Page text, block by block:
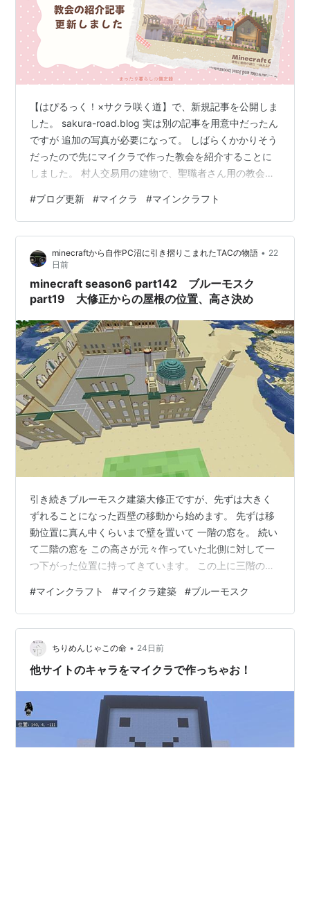
【はぴるっく！×サクラ咲く道】で、新規記事を公開しま
した。 sakura-road.blog 実は別の記事を用意中だったん
ですが 追加の写真が必要になって。 しばらくかかりそう
だったので先にマイクラで作った教会を紹介することに
しました。 村人交易用の建物で、聖職者さん用の教会と
たんですが・・・ ちょっとまだ完成してない部分があっ
て(^◇^;) ただ・・・教会の建築は、あれこれやってるう
ちに完成させていたので建築中の写真がほとんどありま
せん・・・( ；∀；) 図書館の方が多いです。。 ですが、
完成状態をかなり画像多めで紹介しています。 良かっ
た…
#ブログ更新 #マイクラ #マインクラフト
minecraftから自作PC沼に引き摺りこまれたTACの物語 • 22
日前
minecraft season6 part142 ブルーモスク
part19 大修正からの屋根の位置、高さ決め
引き続きブルーモスク建築大修正ですが、先ずは大きく
ずれることになった西壁の移動から始めます。 先ずは移
動位置に真ん中くらいまで壁を置いて 一階の窓を。 続い
て二階の窓を この高さが元々作っていた北側に対して一
つ下がった位置に持ってきています。 この上に三階の窓
てましたが、こう見るのに重なってる部分は撤去しまし
た。 前回南壁で作った修正版半円窓が、壁に対して比率
的に大きすぎると書きましたが、それが気になるので、
ここで修正。 幅は壁の横サイズに関るので変えられない
のですが、高さをいじる余地はある感じだったので、上
#マインクラフト #マイクラ建築 #ブルーモスク
ちりめんじゃこの命 • 24日前
他サイトのキャラをマイクラで作っちゃお！